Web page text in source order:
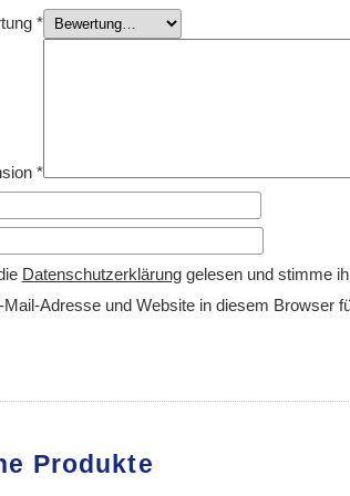
*
*
Datenschutzerklärunggelesen und stimme
Mail-Adresse und Website in diesem Browser
Produkte